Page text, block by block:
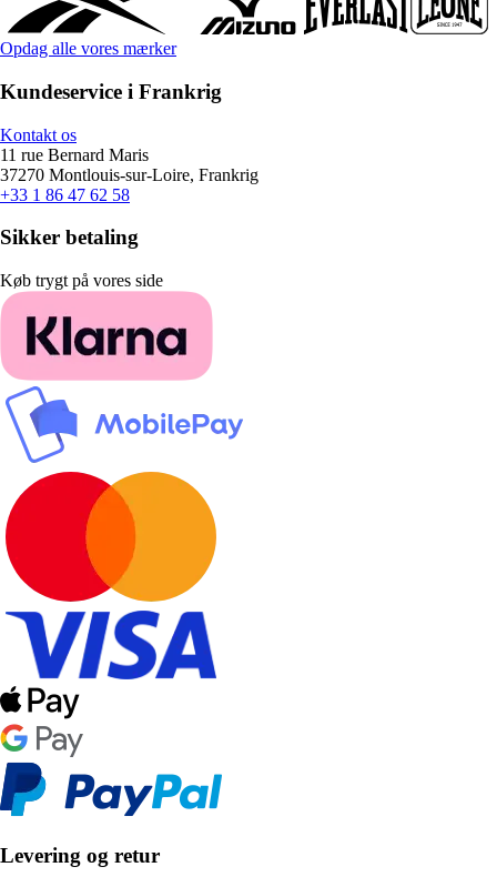
Opdag alle vores mærker
Kundeservice i Frankrig
Kontakt os
11 rue Bernard Maris
37270 Montlouis-sur-Loire, Frankrig
+33 1 86 47 62 58
Sikker betaling
Køb trygt på vores side
Levering og retur